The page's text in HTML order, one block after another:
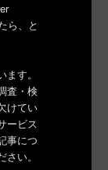
ら、と
す。
査・検
けてい
ービス
事につ
い。